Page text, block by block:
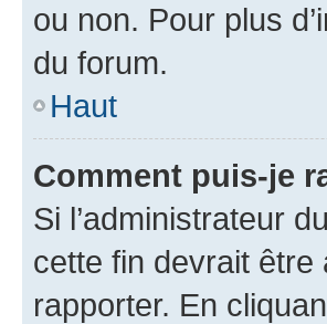
ou non. Pour plus
du forum.
Haut
Comment puis-je
Si l’administrateur
cette fin devrait
rapporter. En